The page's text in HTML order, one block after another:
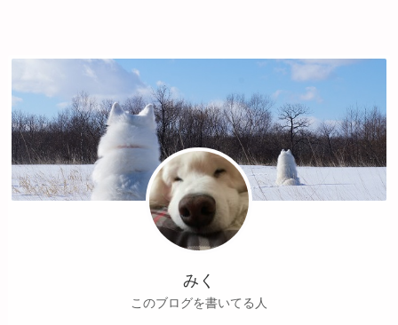
みく
このブログを書いてる人